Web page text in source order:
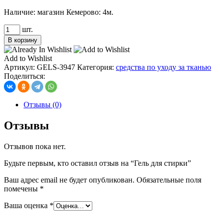
Наличие: магазин Кемерово: 4м.
Количество
товара
Гель
для
стирки
шт.
В корзину
Add to Wishlist
Артикул: GELS-3947 Категория: средства по уходу за тканью
Поделиться:
Отзывы (0)
Отзывы
Отзывов пока нет.
Будьте первым, кто оставил отзыв на “Гель для стирки”
Ваш адрес email не будет опубликован. Обязательные поля
помечены *
Ваша оценка *